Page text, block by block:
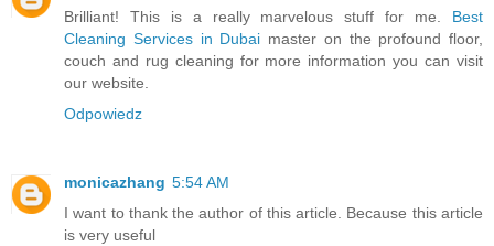
Brilliant! This is a really marvelous stuff for me. Best
Cleaning Services in Dubai master on the profound floor,
couch and rug cleaning for more information you can visit
our website.
Odpowiedz
monicazhang 5:54 AM
I want to thank the author of this article. Because this article
is very useful